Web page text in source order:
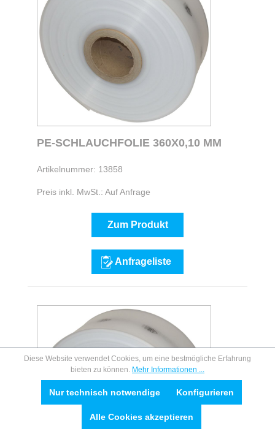
PE-SCHLAUCHFOLIE 360X0,10 MM
Artikelnummer: 13858
Preis inkl. MwSt.: Auf Anfrage
Zum Produkt
Anfrageliste
Diese Website verwendet Cookies, um eine bestmögliche Erfahrung
bieten zu können. Mehr Informationen ...
Nur technisch notwendige Konfigurieren
Alle Cookies akzeptieren